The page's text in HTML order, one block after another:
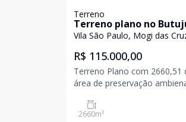
Terreno
Terreno plano no
Vila São Paulo, Mogi das
R$ 115.000,00
Terreno Plano com 2660,51
área de preservação
Documentação
2660m²